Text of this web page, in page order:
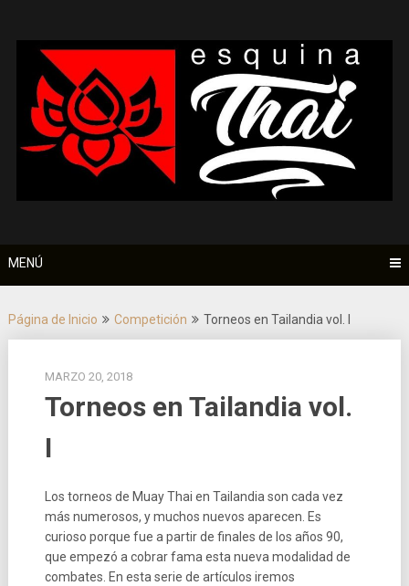
contenido
MENÚ
Página de Inicio Competición Torneos en Tailandia vol. I
MARZO 20, 2018
Torneos en Tailandia vol.
I
Los torneos de Muay Thai en Tailandia son cada vez
más numerosos, y muchos nuevos aparecen. Es
curioso porque fue a partir de finales de los años 90,
que empezó a cobrar fama esta nueva modalidad de
combates. En esta serie de artículos iremos